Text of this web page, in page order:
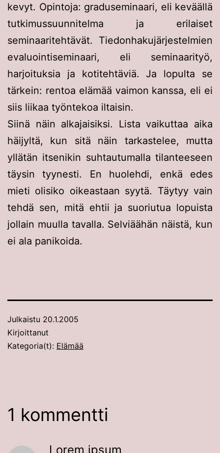
kevyt. Opintoja: graduseminaari, eli keväällä
tutkimussuunnitelma ja erilaiset
seminaaritehtävät. Tiedonhakujärjestelmien
evaluointiseminaari, eli seminaarityö,
harjoituksia ja kotitehtäviä. Ja lopulta se
tärkein: rentoa elämää vaimon kanssa, eli ei
siis liikaa työntekoa iltaisin.
Siinä näin alkajaisiksi. Lista vaikuttaa aika
häijyltä, kun sitä näin tarkastelee, mutta
yllätän itsenikin suhtautumalla tilanteeseen
täysin tyynesti. En huolehdi, enkä edes
mieti olisiko oikeastaan syytä. Täytyy vain
tehdä sen, mitä ehtii ja suoriutua lopuista
jollain muulla tavalla. Selviäähän näistä, kun
ei ala panikoida.
Julkaistu 20.1.2005
Kirjoittanut
Kategoria(t): Elämää
1 kommentti
Lorem ipsum